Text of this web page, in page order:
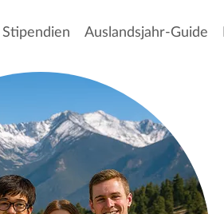
Stipendien Auslandsjahr-Guide